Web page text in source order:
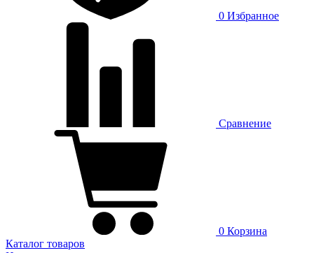
0 Избранное
Сравнение
0 Корзина
Каталог товаров